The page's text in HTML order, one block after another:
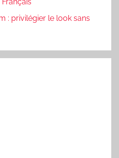
: privilégier le look sans